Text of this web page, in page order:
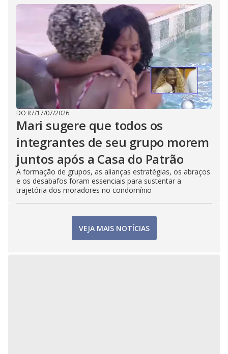
DO R7/17/07/2026
Mari sugere que todos os
integrantes de seu grupo morem
juntos após a Casa do Patrão
A formação de grupos, as alianças estratégias, os abraços
e os desabafos foram essenciais para sustentar a
trajetória dos moradores no condomínio
VEJA MAIS NOTÍCIAS